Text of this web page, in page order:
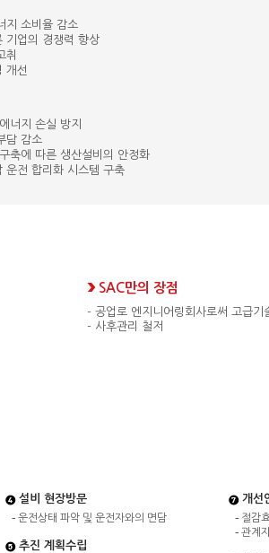
지 소비율 감소
기업의 경쟁력 향상
취
개선
너지 손실 방지
담 감소
축에 따른 생산설비의 안정화
운전 합리화 시스템 구축
SAC만의 장점
- 공업로 엔지니어링회사로써 고급기
- 사후관리 철저
설비 현장방문
운전상태 파악 및 운전자와의 면담
추진 계획수립
개선
절감
관계